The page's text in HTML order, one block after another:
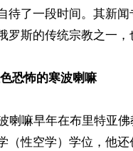
待了一段时间。其新
罗斯的传统宗教之一，
恐怖的寒波喇嘛
喇嘛早年在布里特亚
（性空学）学位，他还